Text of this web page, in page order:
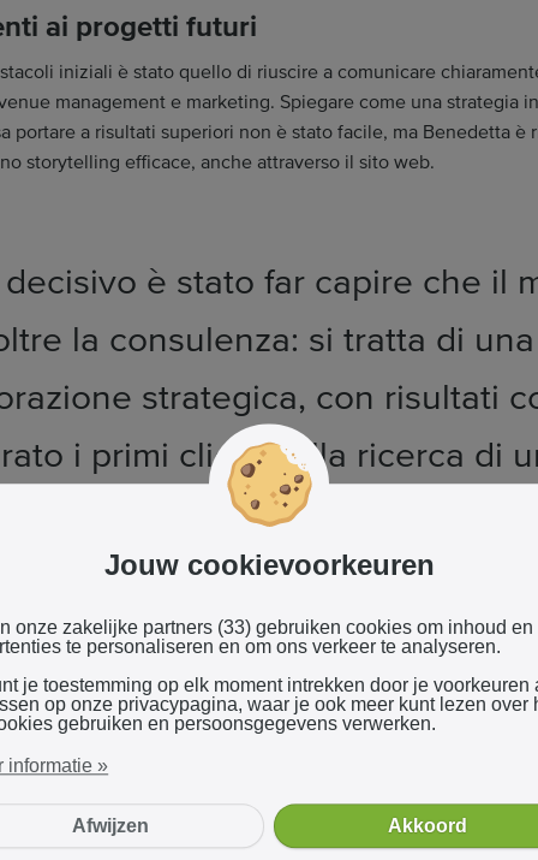
ai progetti futuri
iniziali è stato quello di riuscire a comunicare
management e marketing. Spiegare come una strategia
portare a risultati superiori non è stato facile, ma Benedetta è
storytelling efficace, anche attraverso il sito web.
è stato far capire che il
la consulenza: si tratta di
strategica, con risultati
i primi clienti, alla ricerca di
più moderna e flessibile.
il cuore della sua comunicazione digitale. Ma non
per dialogare direttamente con gli albergatori, offrendo
pensati per stabilire relazioni durature. "Il rapporto
è unico e io mi sento parte del team di ogni hotel che
Jouw cookievoorkeuren
onze zakelijke partners (33) gebruiken cookies om inhoud en
te personaliseren en om ons verkeer te analyseren.
je toestemming op elk moment intrekken door je voorkeuren
op onze privacypagina, waar je ook meer kunt lezen over
gebruiken en persoonsgegevens verwerken.
informatie »
Afwijzen Akkoord